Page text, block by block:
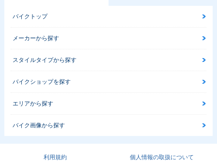
バイクトップ
メーカーから探す
スタイルタイプから探す
バイクショップを探す
エリアから探す
バイク画像から探す
利用規約 個人情報の取扱について